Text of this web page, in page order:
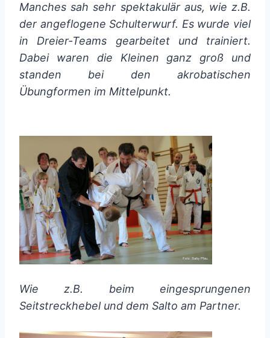
Manches sah sehr spektakulär aus, wie z.B.
der angeflogene Schulterwurf. Es wurde viel
in Dreier-Teams gearbeitet und trainiert.
Dabei waren die Kleinen ganz groß und
standen bei den akrobatischen
Übungformen im Mittelpunkt.
Wie z.B. beim eingesprungenen
Seitstreckhebel und dem Salto am Partner.